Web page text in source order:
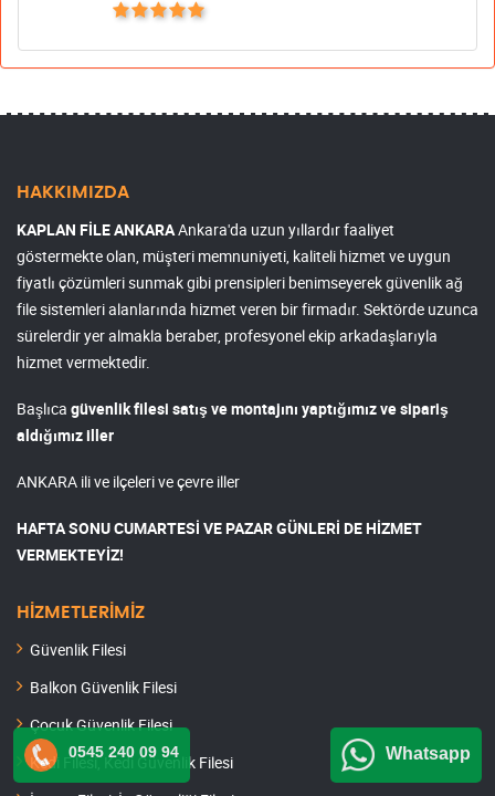
HAKKIMIZDA
KAPLAN FİLE ANKARAAnkara'da uzun yıllardır faaliyet
göstermekte olan, müşteri memnuniyeti, kaliteli hizmet ve uygun
fiyatlı çözümleri sunmak gibi prensipleri benimseyerek güvenlik ağ
file sistemleri alanlarında hizmet veren bir firmadır. Sektörde uzunca
sürelerdir yer almakla beraber, profesyonel ekip arkadaşlarıyla
hizmet vermektedir.
Başlıca güvenlik filesi satış ve montajını yaptığımız ve sipariş
aldığımız iller
ANKARA ili ve ilçeleri ve çevre iller
HAFTA SONU CUMARTESİ VE PAZAR GÜNLERİ DE HİZMET
VERMEKTEYİZ!
HİZMETLERİMİZ
Güvenlik Filesi
Balkon Güvenlik Filesi
Çocuk Güvenlik Filesi
Kedi Filesi, Kedi Güvenlik Filesi
0545 240 09 94 Whatsapp